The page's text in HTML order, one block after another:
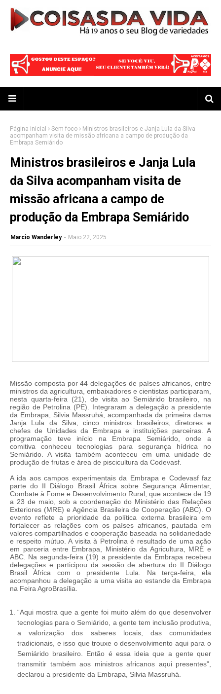
Página inicial Sem foco
Ministros brasileiros e Janja Lula da Silva
acompanham visita de missão africana a campo de produção da
Embrapa Semiárido
Ministros brasileiros e Janja Lula
da Silva acompanham visita de
missão africana a campo de
produção da Embrapa Semiárido
Marcio Wanderley - Maio 22, 2025
Missão composta por 44 delegações de países africanos, entre
ministros da agricultura, embaixadores e cientistas participaram,
nesta quarta-feira (21), de visita ao Semiárido brasileiro, na
região de Petrolina (PE). Integraram a delegação a presidente
da Embrapa, Silvia Massruhá, acompanhada da primeira dama
Janja Lula da Silva, cinco ministros brasileiros, diretores e
chefes de Unidades da Embrapa e instituições parceiras. A
programação teve início na Embrapa Semiárido, onde a
comitiva conheceu tecnologias para segurança hídrica no
Semiárido. A visita também aconteceu em uma unidade de
produção de frutas e área de piscicultura da Codevasf.
A ida aos campos experimentais da Embrapa e Codevasf faz
parte do II Diálogo Brasil África sobre Segurança Alimentar,
Combate à Fome e Desenvolvimento Rural, que acontece de 19
a 23 de maio, sob a coordenação do Ministério das Relações
Exteriores (MRE) e Agência Brasileira de Cooperação (ABC). O
evento reflete a prioridade da política externa brasileira em
fortalecer as relações com os países africanos, pautada em
valores compartilhados e cooperação baseada na solidariedade
e respeito mútuo. A visita à Petrolina é resultado de uma ação
em parceria entre Embrapa, Ministério da Agricultura, MRE e
ABC. Na segunda-feira (19) a presidente da Embrapa recebeu
delegações e participou da sessão de abertura do II Diálogo
Brasil África com o presidente Lula. Na terça-feira, ela
acompanhou a delegação a uma visita ao estande da Embrapa
na Feira AgroBrasília.
“Aqui mostra que a gente foi muito além do que desenvolver
tecnologias para o Semiárido, a gente tem inclusão produtiva,
a valorização dos saberes locais, das comunidades
tradicionais, e isso que trouxe o desenvolvimento aqui para o
Semiárido brasileiro. Então é essa ideia que a gente quer
transmitir também aos ministros africanos aqui presentes”,
declarou a presidente da Embrapa, Silvia Massruhá.